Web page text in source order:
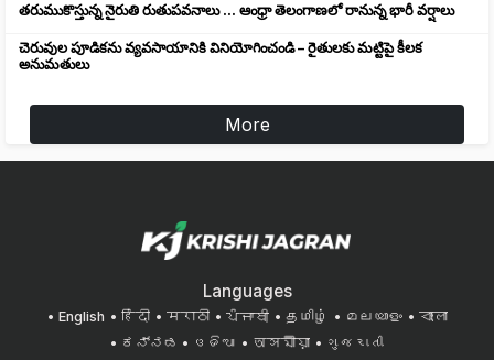
తరుముకొస్తున్న నైరుతి రుతుపవనాలు ... ఆంధ్రా తెలంగాణలో రానున్న భారీ వర్షాలు
చెరువుల పూడికను వ్యవసాయానికి వినియోగించండి – రైతులకు మట్టిపై కీలక
అనుమతులు
More
Languages
English हिंदी मराठी ਪੰਜਾਬੀ தமிழ் മലയാളം
বাংলা
ಕನ್ನಡ
ଓଡିଆ অসমীয়া ગુજરાતી